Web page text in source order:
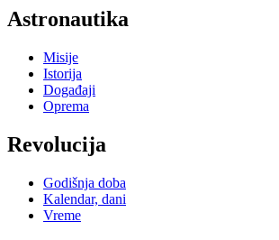
Astronautika
Misije
Istorija
Događaji
Oprema
Revolucija
Godišnja doba
Kalendar, dani
Vreme